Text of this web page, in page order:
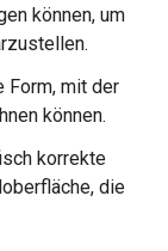
können, um
Form, mit der
können.
korrekte
die